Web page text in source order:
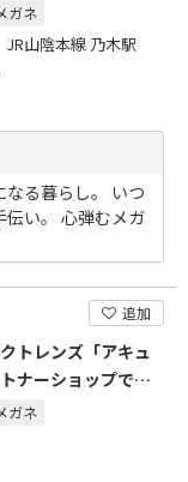
暮らしを
ガネ
山陰本線 乃木駅
る暮らし。 いつ
い。 心弾むメガ
追加
トレンズ「アキュ
ナーショップで
ガネ